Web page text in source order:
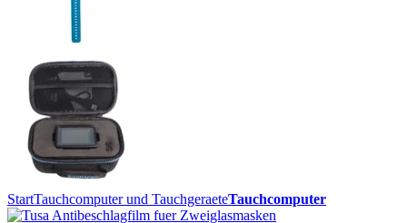
StartTauchcomputer und TauchgeraeteTauchcomputer